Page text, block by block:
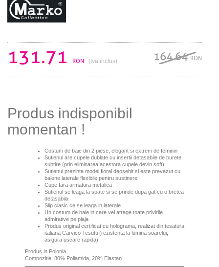
131.71 RON (tva inclus) 164.64RON
Produs indisponibil
momentan !
Costum de baie din 2 piese, elegant si extrem de feminin
Sutienul are cupele dublate cu insertii detasabile de burete
subtire (prin eliminarea acestora cupele devin soft)
Sutienul prezinta model floral deosebit si este prevazut cu
balene laterale flexibile pentru sustinere
Cupe fara armatura metalica
Sutienul se leaga la spate si se prinde dupa gat cu o bretea
detasabila
Slip clasic ce se leaga in laterale
Un costum de baie in care vei atrage toate privirile
admirative pe plaja
Produs original certificat cu holograma, realizat din tesatura
italiana Carvico Tesutti (rezistenta la lumina soarelui,
asigura uscare rapida)
Produs in Polonia
Compozitie: 80% Poliamida, 20% Elastan